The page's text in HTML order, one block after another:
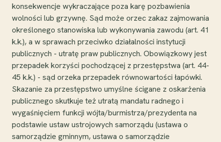
konsekwencje wykraczające poza karę pozbawienia
wolności lub grzywnę. Sąd może orzec zakaz zajmowania
określonego stanowiska lub wykonywania zawodu (art. 41
k.k.), a w sprawach przeciwko działalności instytucji
publicznych - utratę praw publicznych. Obowiązkowy jest
przepadek korzyści pochodzącej z przestępstwa (art. 44-
45 k.k.) - sąd orzeka przepadek równowartości łapówki.
Skazanie za przestępstwo umyślne ścigane z oskarżenia
publicznego skutkuje też utratą mandatu radnego i
wygaśnięciem funkcji wójta/burmistrza/prezydenta na
podstawie ustaw ustrojowych samorządu (ustawa o
samorządzie gminnym, ustawa o samorządzie